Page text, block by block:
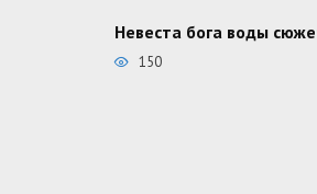
Невеста бога воды
150